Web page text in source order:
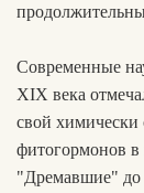
Современные
XIX века
свой химически
фитогормонов в
"Дремавшие" до